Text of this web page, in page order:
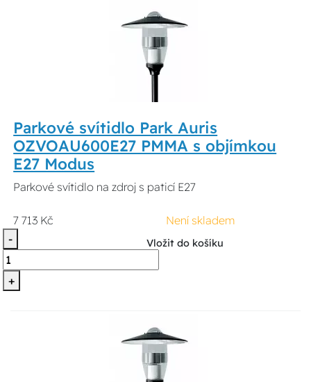
Parkové svítidlo Park Auris
OZVOAU600E27 PMMA s objímkou
E27 Modus
Parkové svítidlo na zdroj s paticí E27
7 713 Kč
Není skladem
-
+
Vložit do košíku